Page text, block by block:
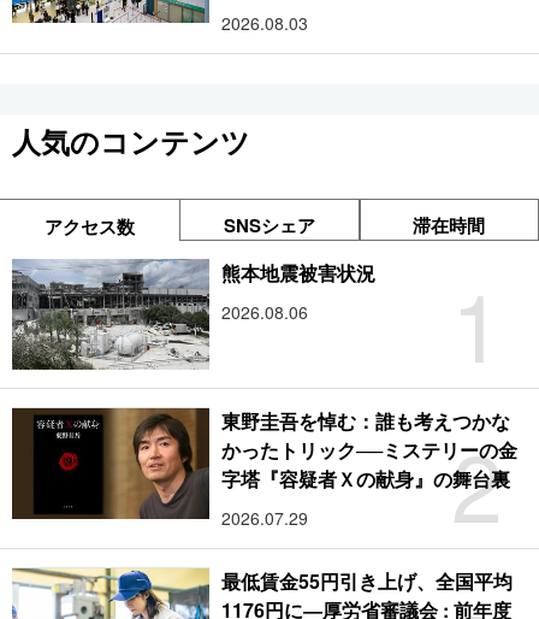
2026.08.03
人気のコンテンツ
アクセス数 SNSシェア 滞在時間
1
熊本地震被害状況
2026.08.06
2
東野圭吾を悼む：誰も考えつかな
かったトリック──ミステリーの金
字塔『容疑者Ｘの献身』の舞台裏
2026.07.29
最低賃金55円引き上げ、全国平均
1176円に―厚労省審議会 : 前年度